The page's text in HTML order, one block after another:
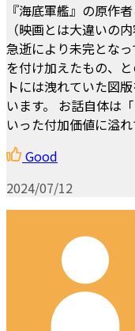
『海底軍艦』の原作
（映画とは大違いの
急逝により未完とな
を付け加えたもの、
トには洩れていた図
います。 お話自体は
いった付加価値に溢れ
Good
2024/07/12